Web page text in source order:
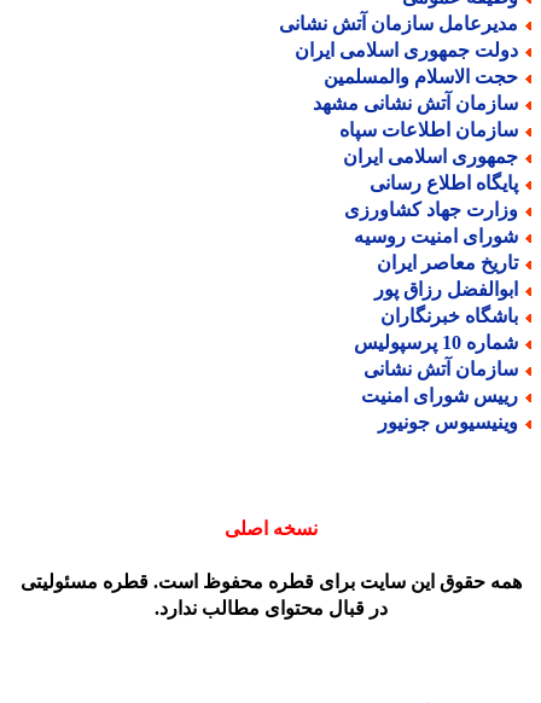
سازمان آتش نشانی
جمهوری اسلامی ایران
الاسلام والمسلمین
آتش نشانی مشهد
اطلاعات سپاه
اسلامی ایران
اطلاع رسانی
جهاد کشاورزی
امنیت روسیه
معاصر ایران
رزاق پور
خبرنگاران
10 پرسپولیس
آتش نشانی
شورای امنیت
جونیور
نسخه اصلی
حقوق این سایت برای قطره محفوظ است. قطره مسئولیتی
در قبال محتوای مطالب ندارد.